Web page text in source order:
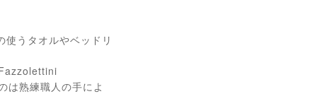
うタオルやベッドリ
は熟練職人の手によ